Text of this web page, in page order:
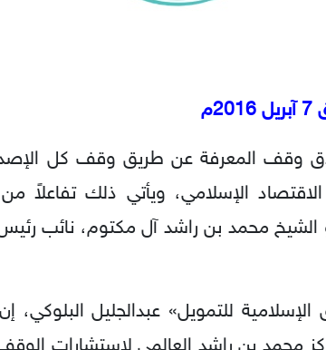
وقف المعرفة عن طريق وقف كل
الإسلامي، ويأتي ذلك تفاعلاً
محمد بن راشد آل مكتوم، نائب
للتمويل» عبدالجليل